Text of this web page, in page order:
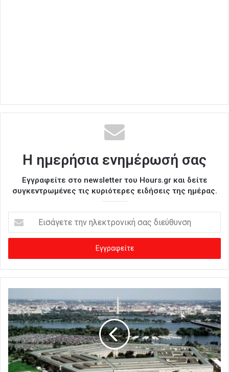
Η ημερήσια ενημέρωσή σας
Εγγραφείτε στο newsletter του Hours.gr και δείτε
συγκεντρωμένες τις κυριότερες ειδήσεις της ημέρας.
σ
γ
ε
τ
η
ν
η
λ
ε
κ